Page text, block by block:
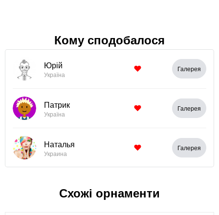
Кому сподобалося
Юрій
Україна
Галерея
Патрик
Україна
Галерея
Наталья
Украина
Галерея
Схожі орнаменти